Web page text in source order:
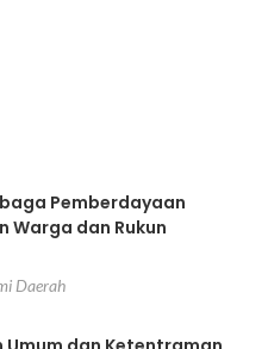
Pemberdayaan
Warga dan Rukun
Daerah